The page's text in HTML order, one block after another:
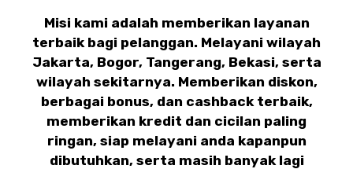
Misi kami adalah memberikan layanan
terbaik bagi pelanggan. Melayani wilayah
Jakarta, Bogor, Tangerang, Bekasi, serta
wilayah sekitarnya. Memberikan diskon,
berbagai bonus, dan cashback terbaik,
memberikan kredit dan cicilan paling
ringan, siap melayani anda kapanpun
dibutuhkan, serta masih banyak lagi